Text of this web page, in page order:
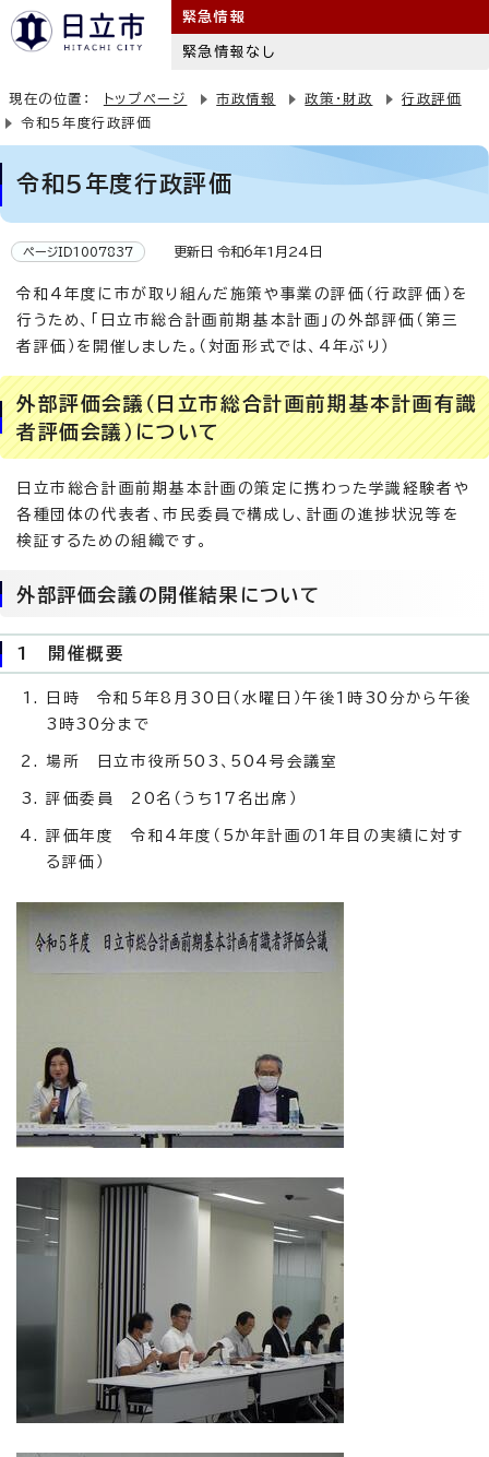
緊急情報
緊急情報なし
現在の位置： トップページ 市政情報 政策・財政
行政評価
令和5年度行政評価
令和5年度行政評価
ページID1007837 更新日 令和6年1月24日
令和4年度に市が取り組んだ施策や事業の評価（行政評価）を
行うため、「日立市総合計画前期基本計画」の外部評価（第三
者評価）を開催しました。（対面形式では、4年ぶり）
外部評価会議（日立市総合計画前期基本計画有識
者評価会議）について
日立市総合計画前期基本計画の策定に携わった学識経験者や
各種団体の代表者、市民委員で構成し、計画の進捗状況等を
検証するための組織です。
外部評価会議の開催結果について
1 開催概要
日時 令和5年8月30日（水曜日）午後1時30分から午後
3時30分まで
場所 日立市役所503、504号会議室
評価委員 20名（うち17名出席）
評価年度 令和4年度（5か年計画の1年目の実績に対す
る評価）